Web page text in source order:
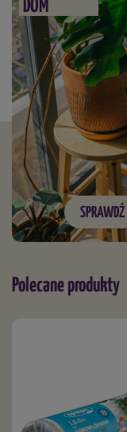
DOM
SPRAWDŹ
Polecane produkty